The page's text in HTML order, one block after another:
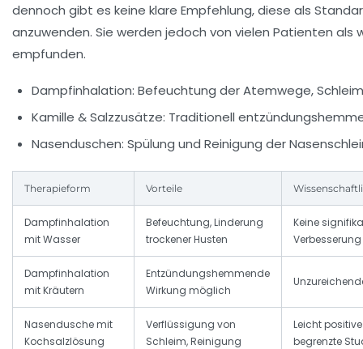
dennoch gibt es keine klare Empfehlung, diese als
anzuwenden. Sie werden jedoch von vielen Patienten als
empfunden.
Dampfinhalation: Befeuchtung der Atemwege,
Kamille & Salzzusätze: Traditionell
Nasenduschen: Spülung und Reinigung der
Therapieform Vorteile
Dampfinhalation
mit Wasser
Befeuchtung, Linderung
trockener Husten
Keine
Verbesserung
Dampfinhalation
mit Kräutern
Entzündungshemmende
Wirkung möglich
Nasendusche mit
Kochsalzlösung
Verflüssigung von
Schleim, Reinigung
Leicht positive
begrenzte